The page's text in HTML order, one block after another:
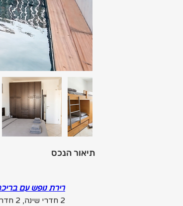
תיאור הנכס
דירת נופש עם
2